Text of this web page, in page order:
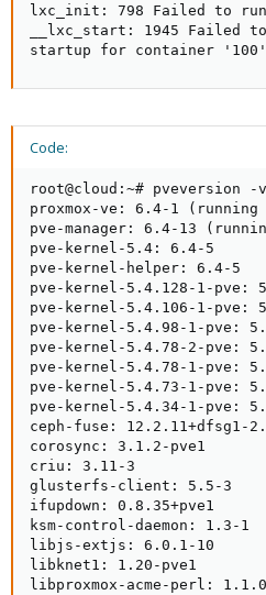
lxc_init: 798 Failed to
__lxc_start: 1945 Failed
startup for container
Code:
root@cloud:~# pveversion -v
proxmox-ve: 6.4-1
pve-manager: 6.4-13
pve-kernel-5.4: 6.4-5
pve-kernel-helper: 6.4-5
pve-kernel-5.4.128-1-pve:
pve-kernel-5.4.106-1-pve:
pve-kernel-5.4.98-1-pve:
pve-kernel-5.4.78-2-pve:
pve-kernel-5.4.78-1-pve:
pve-kernel-5.4.73-1-pve:
pve-kernel-5.4.34-1-pve:
ceph-fuse: 12.2.11+dfsg1-
corosync: 3.1.2-pve1
criu: 3.11-3
glusterfs-client: 5.5-3
ifupdown: 0.8.35+pve1
ksm-control-daemon: 1.3-1
libjs-extjs: 6.0.1-10
libknet1: 1.20-pve1
libproxmox-acme-perl: 1.1.0